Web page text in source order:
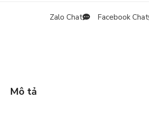
Zalo Chat Facebook Chat
Mô tả